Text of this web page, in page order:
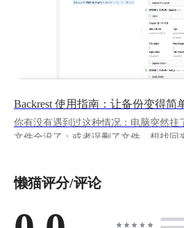
你有没有遇到过这种情况：电脑突然挂
文件全没了；或者误删了文件，想找回
的！ 它给强大的 [restic]
一样简单。
懒猫评分/评论